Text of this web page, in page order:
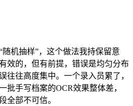
机抽样”，这个做法我持保留意
效的，但有前提，错误是均匀分布
往往高度集中。一个录入员累了，
批手写档案的OCR效果整体差，
全部不可信。